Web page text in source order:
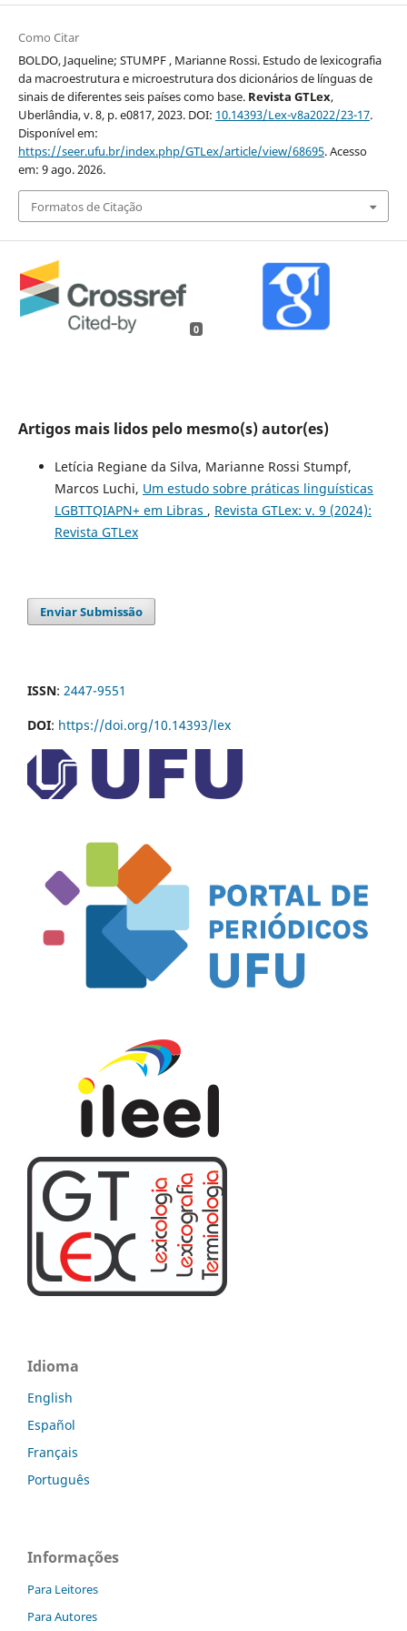
Como Citar
BOLDO, Jaqueline; STUMPF , Marianne Rossi. Estudo de lexicografia
da macroestrutura e microestrutura dos dicionários de línguas de
sinais de diferentes seis países como base. Revista GTLex,
Uberlândia, v. 8, p. e0817, 2023. DOI: 10.14393/Lex-v8a2022/23-17.
Disponível em:
https://seer.ufu.br/index.php/GTLex/article/view/68695. Acesso
em: 9 ago. 2026.
Formatos de Citação
0
Artigos mais lidos pelo mesmo(s) autor(es)
Letícia Regiane da Silva, Marianne Rossi Stumpf,
Marcos Luchi, Um estudo sobre práticas linguísticas
LGBTTQIAPN+ em Libras , Revista GTLex: v. 9 (2024):
Revista GTLex
Enviar Submissão
ISSN: 2447-9551
DOI: https://doi.org/10.14393/lex
Idioma
English
Español
Français
Português
Informações
Para Leitores
Para Autores